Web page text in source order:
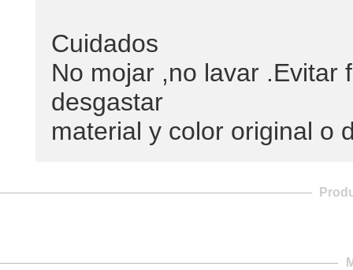
Cuidados
No mojar ,no lavar .Evitar
desgastar
material y color original o